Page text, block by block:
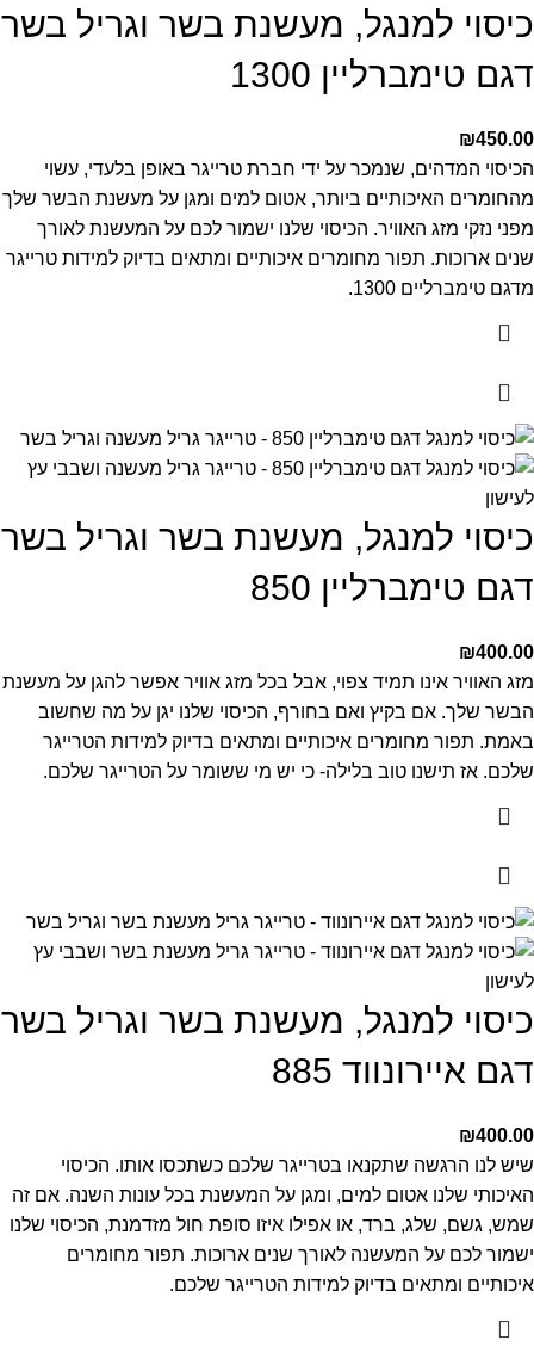
כיסוי למנגל, מעשנת בשר וגריל בשר
דגם טימברליין 1300
₪450.00
הכיסוי המדהים, שנמכר על ידי חברת טרייגר באופן בלעדי, עשוי
מהחומרים האיכותיים ביותר, אטום למים ומגן על מעשנת הבשר שלך
מפני נזקי מזג האוויר. הכיסוי שלנו ישמור לכם על המעשנת לאורך
שנים ארוכות. תפור מחומרים איכותיים ומתאים בדיוק למידות טרייגר
מדגם טימברליים 1300.
כיסוי למנגל, מעשנת בשר וגריל בשר
דגם טימברליין 850
₪400.00
מזג האוויר אינו תמיד צפוי, אבל בכל מזג אוויר אפשר להגן על מעשנת
הבשר שלך. אם בקיץ ואם בחורף, הכיסוי שלנו יגן על מה שחשוב
באמת. תפור מחומרים איכותיים ומתאים בדיוק למידות הטרייגר
שלכם. אז תישנו טוב בלילה- כי יש מי ששומר על הטרייגר שלכם.
כיסוי למנגל, מעשנת בשר וגריל בשר
דגם איירונווד 885
₪400.00
שיש לנו הרגשה שתקנאו בטרייגר שלכם כשתכסו אותו. הכיסוי
האיכותי שלנו אטום למים, ומגן על המעשנת בכל עונות השנה. אם זה
שמש, גשם, שלג, ברד, או אפילו איזו סופת חול מזדמנת, הכיסוי שלנו
ישמור לכם על המעשנה לאורך שנים ארוכות. תפור מחומרים
איכותיים ומתאים בדיוק למידות הטרייגר שלכם.